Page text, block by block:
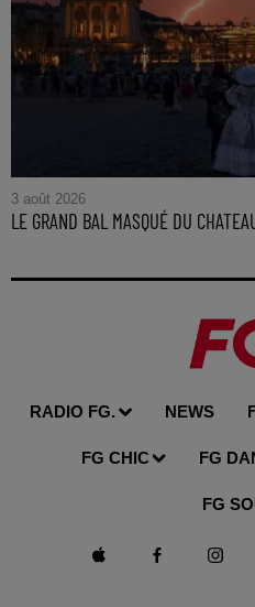
3 août 2026
LE GRAND BAL MASQUÉ DU
RADIO FG. NEWS
FG CHIC FG
FG